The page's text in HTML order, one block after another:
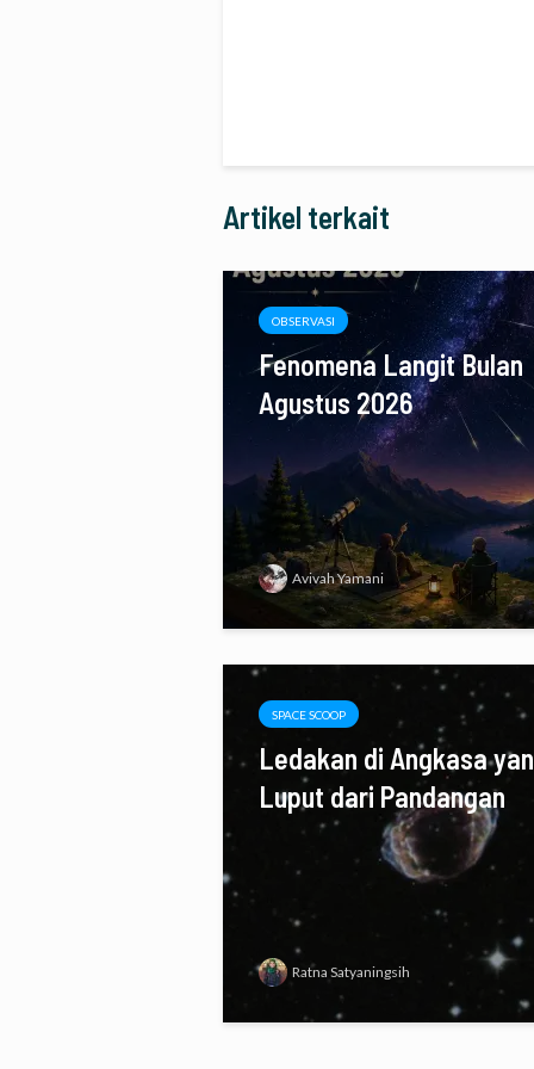
Artikel terkait
OBSERVASI
Fenomena Langit Bulan
Agustus 2026
Avivah Yamani
SPACE SCOOP
Ledakan di Angkasa
Luput dari Pandangan
Ratna Satyaningsih